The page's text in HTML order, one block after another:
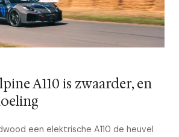
A110 is zwaarder, en
een elektrische A110 de heuvel